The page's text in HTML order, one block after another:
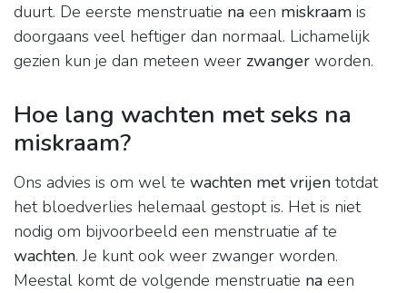
duurt. De eerste menstruatie na een miskraam is
doorgaans veel heftiger dan normaal. Lichamelijk
gezien kun je dan meteen weer zwanger worden.
Hoe lang wachten met seks na
miskraam?
Ons advies is om wel te wachten met vrijen totdat
het bloedverlies helemaal gestopt is. Het is niet
nodig om bijvoorbeeld een menstruatie af te
wachten. Je kunt ook weer zwanger worden.
Meestal komt de volgende menstruatie na een